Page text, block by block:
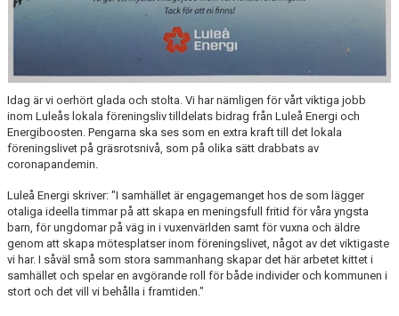
Idag är vi oerhört glada och stolta. Vi har nämligen för vårt viktiga jobb
inom Luleås lokala föreningsliv tilldelats bidrag från Luleå Energi och
Energiboosten. Pengarna ska ses som en extra kraft till det lokala
föreningslivet på gräsrotsnivå, som på olika sätt drabbats av
coronapandemin.
Luleå Energi skriver: "I samhället är engagemanget hos de som lägger
otaliga ideella timmar på att skapa en meningsfull fritid för våra yngsta
barn, för ungdomar på väg in i vuxenvärlden samt för vuxna och äldre
genom att skapa mötesplatser inom föreningslivet, något av det viktigaste
vi har. I såväl små som stora sammanhang skapar det här arbetet kittet i
samhället och spelar en avgörande roll för både individer och kommunen i
stort och det vill vi behålla i framtiden."